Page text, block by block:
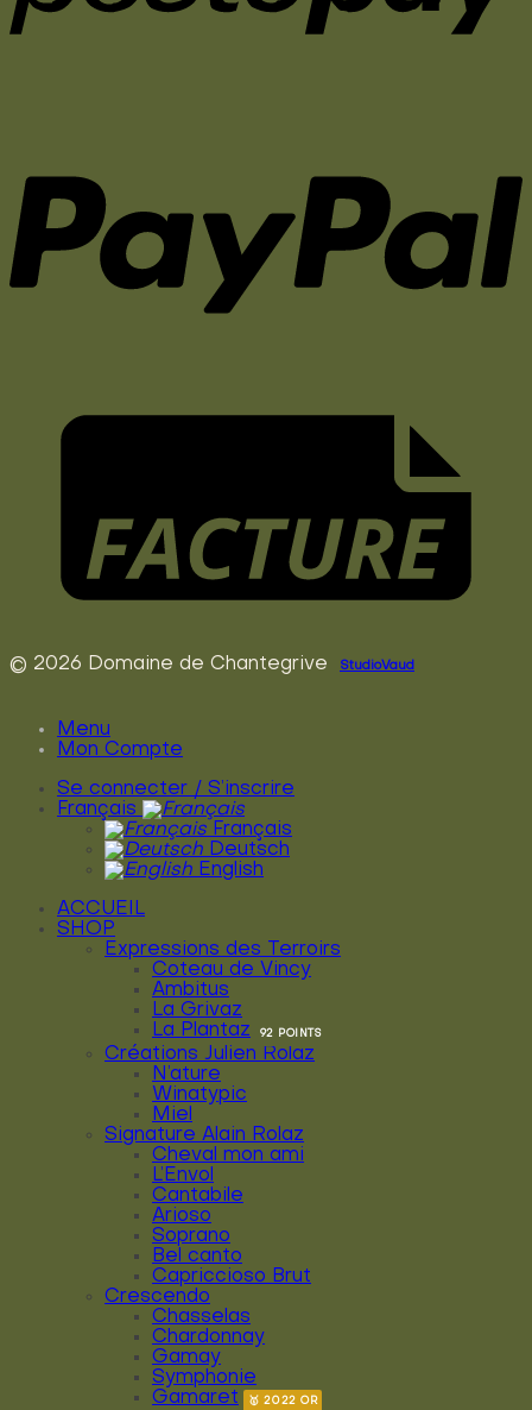
© 2026 Domaine de Chantegrive StudioVaud
Menu
Mon Compte
Se connecter / S’inscrire
Français
Français
Deutsch
English
ACCUEIL
SHOP
Expressions des Terroirs
Coteau de Vincy
Ambitus
La Grivaz
La Plantaz
Créations Julien Rolaz
N’ature
Winatypic
Miel
Signature Alain Rolaz
Cheval mon ami
L’Envol
Cantabile
Arioso
Soprano
Bel canto
Capriccioso Brut
Crescendo
Chasselas
Chardonnay
Gamay
Symphonie
Gamaret